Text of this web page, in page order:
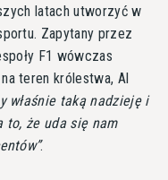
latach utworzyć w
Zapytany przez
F1 wówczas
teren królestwa, Al
właśnie taką nadzieję i
to, że uda się nam
.